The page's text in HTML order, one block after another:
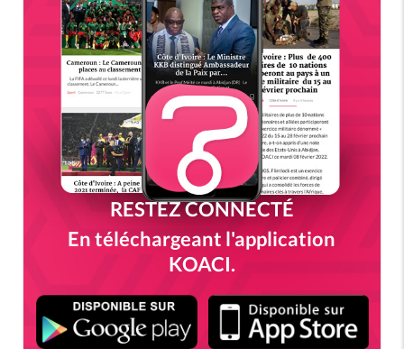
RESTEZ CONNECTÉ
En téléchargeant l'application
KOACI.